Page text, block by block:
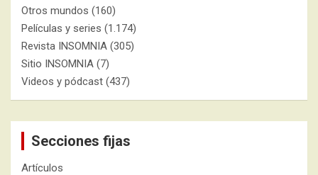
Otros mundos (160)
Películas y series (1.174)
Revista INSOMNIA (305)
Sitio INSOMNIA (7)
Videos y pódcast (437)
Secciones fijas
Artículos